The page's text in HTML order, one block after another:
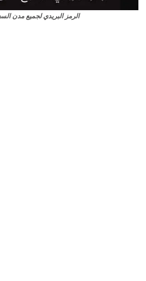
الرمز البريدي لجميع مدن